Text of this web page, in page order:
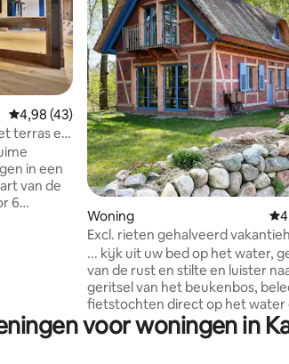
recensies
Gemiddelde beoordeling van 4,98 op 5, 43
4,98 (43)
terras en
in een
van de
6
Woning
Excl. rieten gehalveerd
uitzicht op het water
... kijk uit uw bed op het water,
van de rust en stilte en luister
geritsel van het beukenbos,
fietstochten direct op het water
geniet van de natuur. Een prachtig,
modern en rustiek,
voor woningen in